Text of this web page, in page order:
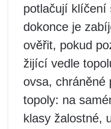
potlačují klíčení
dokonce je
ověřit, pokud
žijící vedle
ovsa, chráněné
topoly: na
klasy žalostné,